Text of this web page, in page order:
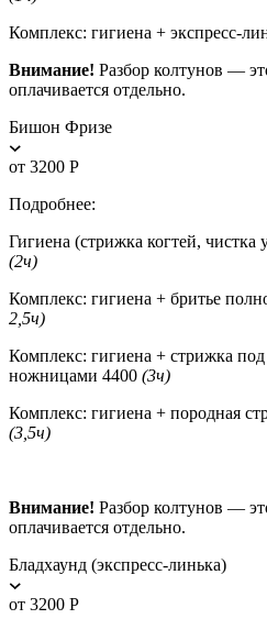
Комплекс: гигиена + экспресс-
Внимание! Разбор колтунов —
оплачивается отдельно.
Бишон Фризе
от 3200 Р
Подробнее:
Гигиена (стрижка когтей,
(2ч)
Комплекс: гигиена + бритье
2,5ч)
Комплекс: гигиена + стрижка
ножницами 4400 (3ч)
Комплекс: гигиена + породная
(3,5ч)
Внимание! Разбор колтунов —
оплачивается отдельно.
Бладхаунд (экспресс-линька)
от 3200 Р